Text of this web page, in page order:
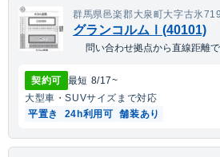
群馬県邑楽郡大泉町大字古氷
グランコルムⅠ(40101)
問い合わせ拠点から直線距離
契約可 最短 8/17~
大型車・SUVサイズまで対応
平置き
24h利用可 舗装あり